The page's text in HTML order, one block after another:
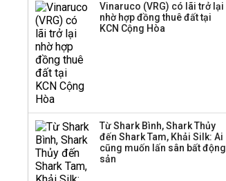
Iran xem xét cấm tàu
VPBankS xin từ nhiệm
Vinaruco (VRG) có lãi trở lại
nhờ hợp đồng thuê đất tại
KCN Cộng Hòa
Từ Shark Bình, Shark Thủy
đến Shark Tam, Khải Silk: Ai
cũng muốn lấn sân bất động
sản